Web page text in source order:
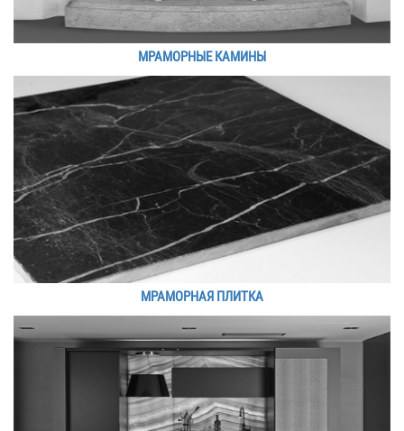
МРАМОРНЫЕ КАМИНЫ
МРАМОРНАЯ ПЛИТКА